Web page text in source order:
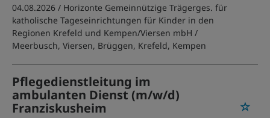
04.08.2026 / Horizonte Gemeinnützige Trägerges. für
katholische Tageseinrichtungen für Kinder in den
Regionen Krefeld und Kempen/Viersen mbH /
Meerbusch, Viersen, Brüggen, Krefeld, Kempen
Pflegedienstleitung im
ambulanten Dienst (m/w/d)
Franziskusheim